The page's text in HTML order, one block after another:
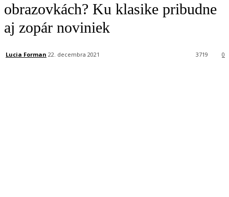
obrazovkách? Ku klasike pribudne
aj zopár noviniek
Lucia Forman 22. decembra 2021 0
3719